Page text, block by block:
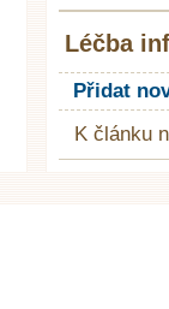
Léčba
Přidat
K článku